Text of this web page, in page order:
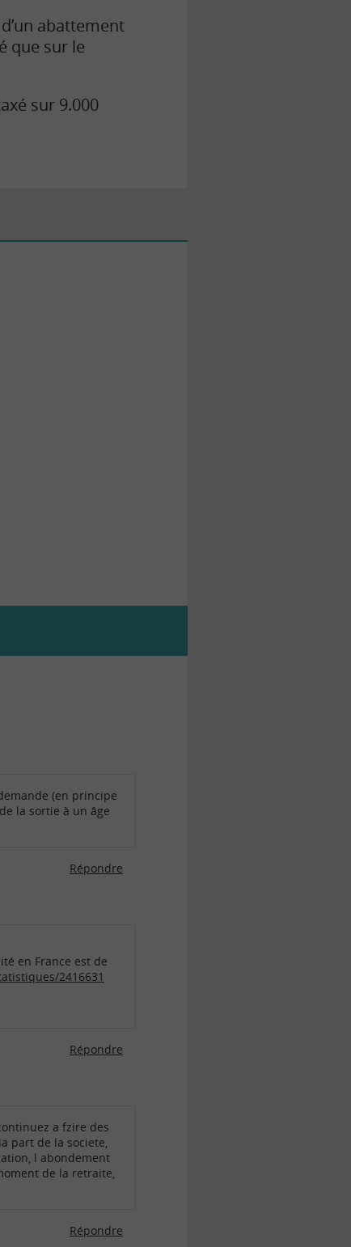
abattement
que sur le
sur 9.000
(en principe
la sortie à un âge
Répondre
en France est de
2416631
Répondre
a fzire des
part de la societe,
l abondement
de la retraite,
Répondre